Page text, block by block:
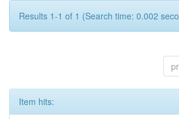
Results 1-1 of 1 (Search time: 0.002
Item hits: